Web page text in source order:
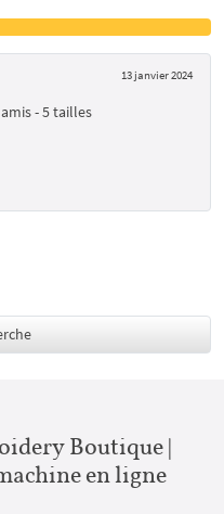
13 janvier 2024
- 5 tailles
Boutique |
en ligne